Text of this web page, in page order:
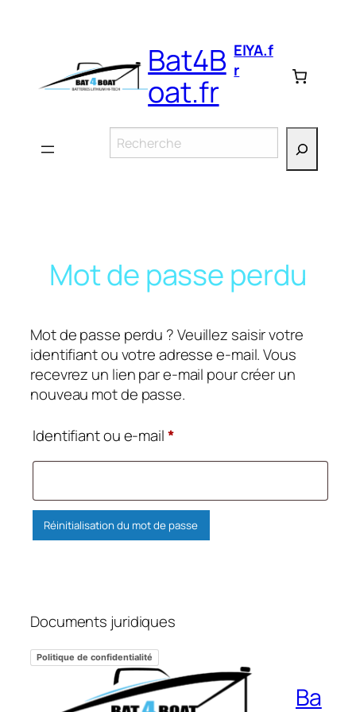
Bat4B
oat.fr
EIYA.f
r
Rechercher
Mot de passe perdu
Mot de passe perdu ? Veuillez saisir votre
identifiant ou votre adresse e-mail. Vous
recevrez un lien par e-mail pour créer un
nouveau mot de passe.
Identifiant ou e-mail*Obligatoire
Réinitialisation du mot de passe
Documents juridiques
Politique de confidentialité
Ba